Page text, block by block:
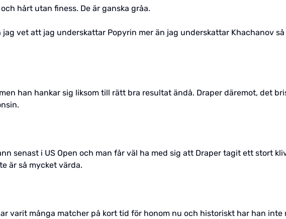
hårt utan finess. De är ganska gråa.
vet att jag underskattar Popyrin mer än jag underskattar Khachanov så
han hankar sig liksom till rätt bra resultat ändå. Draper däremot, det
senast i US Open och man får väl ha med sig att Draper tagit ett stort
är så mycket värda.
varit många matcher på kort tid för honom nu och historiskt har han